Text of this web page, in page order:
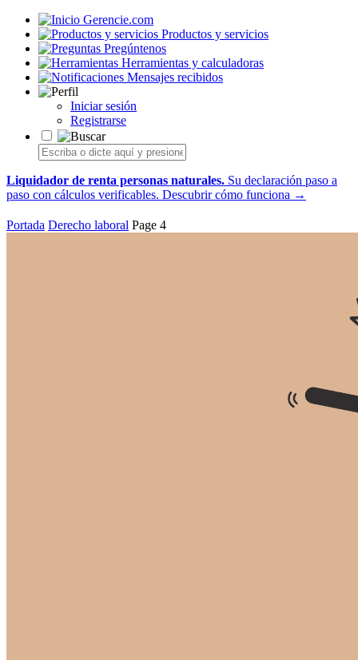
Gerencie.com
Productos y servicios
Pregúntenos
Herramientas y calculadoras
Mensajes recibidos
Iniciar sesión
Registrarse
Liquidador de renta personas naturales. Su declaración paso a
paso con cálculos verificables. Descubrir cómo funciona →
Portada Derecho laboral Page 4